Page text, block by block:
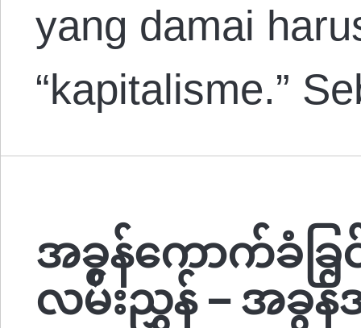
yang damai
“kapitalisme.”
အခွန်ကောက်ခံခြင်
လမ်းညွှန် – အခွ